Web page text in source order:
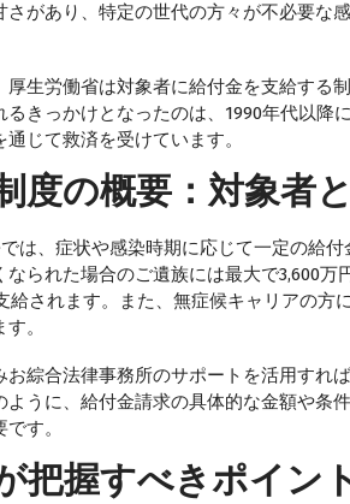
さがあり、特定の世代の方々が不必要な
生労働省は対象者に給付金を支給する
るきっかけとなったのは、1990年代以降
通じて救済を受けています。
度の概要：対象者
は、症状や感染時期に応じて一定の給
なられた場合のご遺族には最大で3,600
給されます。また、無症候キャリアの方
。
綜合法律事務所のサポートを活用すれ
ように、給付金請求の具体的な金額や条
す。
把握すべきポイン